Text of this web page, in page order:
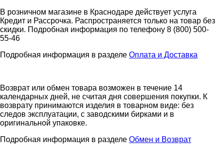
В розничном магазине в Краснодаре действует услуга
Кредит и Рассрочка. Распространяется только на товар без
скидки. Подробная информация по телефону 8 (800) 500-
55-46
Подробная информация в разделе Оплата и Доставка
Возврат или обмен товара возможен в течение 14
календарных дней, не считая дня совершения покупки. К
возврату принимаются изделия в товарном виде: без
следов эксплуатации, с заводскими бирками и в
оригинальной упаковке.
Подробная информация в разделе Обмен и Возврат